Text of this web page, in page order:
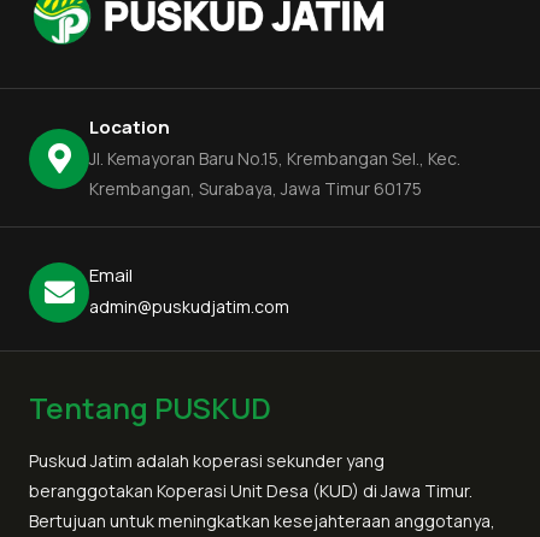
Location
Jl. Kemayoran Baru No.15, Krembangan Sel., Kec.
Krembangan, Surabaya, Jawa Timur 60175
Email
admin@puskudjatim.com
Tentang PUSKUD
Puskud Jatim adalah koperasi sekunder yang
beranggotakan Koperasi Unit Desa (KUD) di Jawa Timur.
Bertujuan untuk meningkatkan kesejahteraan anggotanya,